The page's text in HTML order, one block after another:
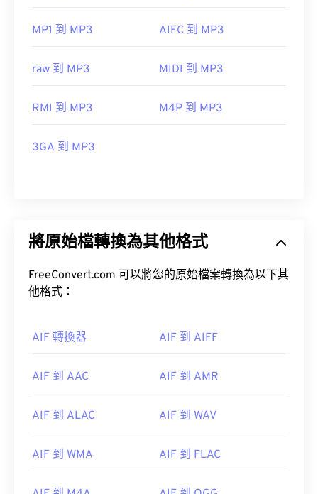
MP1 到 MP3 AIFC 到 MP3
raw 到 MP3 MIDI 到 MP3
RMI 到 MP3 M4P 到 MP3
3GA 到 MP3
將原始檔轉換為其他格式
FreeConvert.com 可以將您的原始檔案轉換為以下其
他格式：
AIF 轉換器 AIF 到 AIFF
AIF 到 AAC AIF 到 AMR
AIF 到 ALAC AIF 到 WAV
AIF 到 WMA AIF 到 FLAC